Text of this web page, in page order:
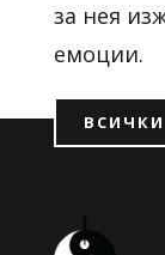
за нея
емоции.